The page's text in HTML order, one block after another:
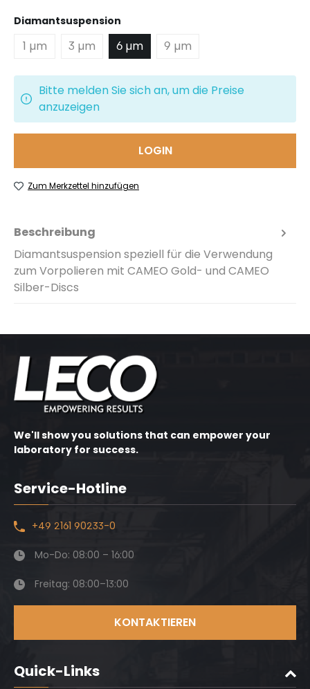
Diamantsuspension
1 µm 3 µm 6 µm 9 µm
Bitte melden Sie sich an, um die Preise
anzuzeigen
LOGIN
Zum Merkzettel hinzufügen
Beschreibung
Diamantsuspension speziell für die Verwendung
zum Vorpolieren mit CAMEO Gold- und CAMEO
Silber-Discs
We'll show you solutions that can empower your
laboratory for success.
Service-Hotline
+49 2161 90233-0
Mo-Do: 08:00 – 16:00
Freitag: 08:00–13:00
KONTAKTIEREN
Quick-Links